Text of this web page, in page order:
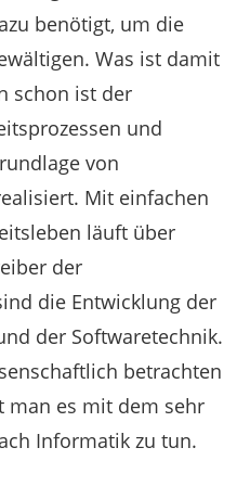
benötigt, um die
Was ist damit
schon ist der
und
von
Mit einfachen
läuft über
der
die Entwicklung der
der Softwaretechnik.
betrachten
man es mit dem sehr
Informatik zu tun.